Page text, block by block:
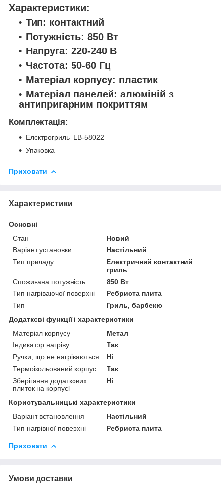
Характеристики:
Тип: контактний
Потужність: 850 Вт
Напруга: 220-240 В
Частота: 50-60 Гц
Матеріал корпусу: пластик
Матеріал панелей: алюміній з
антипригарним покриттям
Комплектація:
Електрогриль LB-58022
Упаковка
Приховати
Характеристики
Основні
Стан
Новий
Варіант установки
Настільний
Тип приладу
Електричний контактний
гриль
Споживана потужність
850 Вт
Тип нагріваючої поверхні
Ребриста плита
Тип
Гриль, барбекю
Додаткові функції і характеристики
Матеріал корпусу
Метал
Індикатор нагріву
Так
Ручки, що не нагріваються
Ні
Термоізольований корпус
Так
Зберігання додаткових
плиток на корпусі
Ні
Користувальницькі характеристики
Варіант встановлення
Настільний
Тип нагрівної поверхні
Ребриста плита
Приховати
Умови доставки